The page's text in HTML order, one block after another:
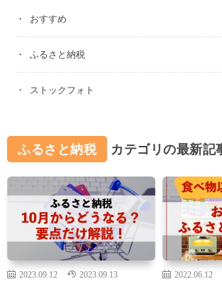
おすすめ
ふるさと納税
ストックフォト
ふるさと納税 カテゴリの最新記
2023.09.12 2023.09.13 2022.06.12